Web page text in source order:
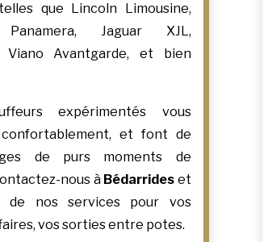
que Lincoln Limousine,
Panamera, Jaguar XJL,
Viano Avantgarde, et bien
expérimentés vous
et font de
de purs moments de
nous à Bédarrides et
de nos services pour vos
vos sorties entre potes.